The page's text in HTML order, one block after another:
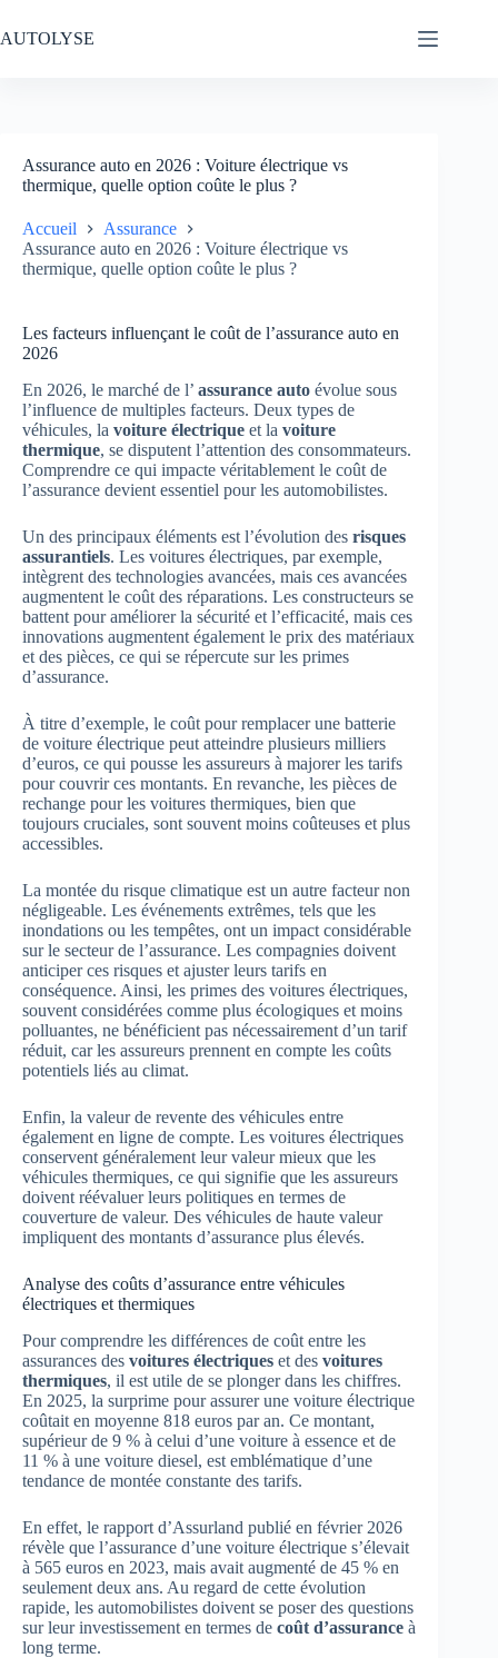
au
contenu
AUTOLYSE
Assurance auto en 2026 : Voiture électrique vs
thermique, quelle option coûte le plus ?
Accueil
Assurance
Assurance auto en 2026 : Voiture électrique vs
thermique, quelle option coûte le plus ?
Les facteurs influençant le coût de l’assurance auto en
2026
En 2026, le marché de l’ assurance auto évolue sous
l’influence de multiples facteurs. Deux types de
véhicules, la voiture électrique et la voiture
thermique, se disputent l’attention des consommateurs.
Comprendre ce qui impacte véritablement le coût de
l’assurance devient essentiel pour les automobilistes.
Un des principaux éléments est l’évolution des risques
assurantiels. Les voitures électriques, par exemple,
intègrent des technologies avancées, mais ces avancées
augmentent le coût des réparations. Les constructeurs se
battent pour améliorer la sécurité et l’efficacité, mais ces
innovations augmentent également le prix des matériaux
et des pièces, ce qui se répercute sur les primes
d’assurance.
À titre d’exemple, le coût pour remplacer une batterie
de voiture électrique peut atteindre plusieurs milliers
d’euros, ce qui pousse les assureurs à majorer les tarifs
pour couvrir ces montants. En revanche, les pièces de
rechange pour les voitures thermiques, bien que
toujours cruciales, sont souvent moins coûteuses et plus
accessibles.
La montée du risque climatique est un autre facteur non
négligeable. Les événements extrêmes, tels que les
inondations ou les tempêtes, ont un impact considérable
sur le secteur de l’assurance. Les compagnies doivent
anticiper ces risques et ajuster leurs tarifs en
conséquence. Ainsi, les primes des voitures électriques,
souvent considérées comme plus écologiques et moins
polluantes, ne bénéficient pas nécessairement d’un tarif
réduit, car les assureurs prennent en compte les coûts
potentiels liés au climat.
Enfin, la valeur de revente des véhicules entre
également en ligne de compte. Les voitures électriques
conservent généralement leur valeur mieux que les
véhicules thermiques, ce qui signifie que les assureurs
doivent réévaluer leurs politiques en termes de
couverture de valeur. Des véhicules de haute valeur
impliquent des montants d’assurance plus élevés.
Analyse des coûts d’assurance entre véhicules
électriques et thermiques
Pour comprendre les différences de coût entre les
assurances des voitures électriques et des voitures
thermiques, il est utile de se plonger dans les chiffres.
En 2025, la surprime pour assurer une voiture électrique
coûtait en moyenne 818 euros par an. Ce montant,
supérieur de 9 % à celui d’une voiture à essence et de
11 % à une voiture diesel, est emblématique d’une
tendance de montée constante des tarifs.
En effet, le rapport d’Assurland publié en février 2026
révèle que l’assurance d’une voiture électrique s’élevait
à 565 euros en 2023, mais avait augmenté de 45 % en
seulement deux ans. Au regard de cette évolution
rapide, les automobilistes doivent se poser des questions
sur leur investissement en termes de coût d’assurance à
long terme.